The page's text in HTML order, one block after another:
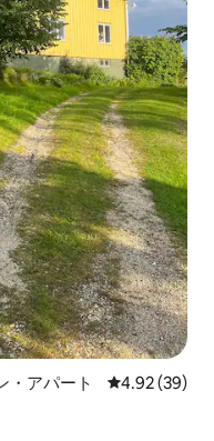
・アパート レビュー39
4.92 (39)